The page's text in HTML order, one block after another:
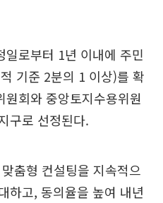
로부터 1년 이내에 주민
기준 2분의 1 이상)를 확
회와 중앙토지수용위원
구로 선정된다.
춤형 컨설팅을 지속적으
하고, 동의율을 높여 내년